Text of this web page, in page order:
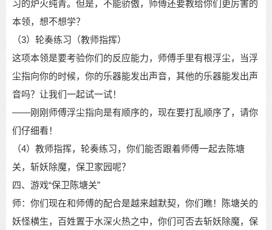
习的炉火纯青。但是，不能骄傲，师傅还要教给你们更厉害的
本领，想不想学？
（3）轮奏练习（教师指挥）
这项本领是要考验你们的反应能力，师傅手里有根浮尘，当浮
尘指向你的时候，你的乐器能发出声音，其他的乐器能发出声
音吗？让我们一起试一试！
——刚刚师傅浮尘指向是有顺序的，现在要打乱顺序了，请你
们仔细看！
（4） 教师指挥，轮奏练习，你们能否跟着师傅一起去陈塘
关，斩妖除魔，保卫家园呢？
四、游戏“保卫陈塘关”
师：你们现在和师傅的配合是越来越默契，你们瞧！陈塘关的
妖怪横生，百姓置于水深火热之中，你们可否去斩妖除魔，保